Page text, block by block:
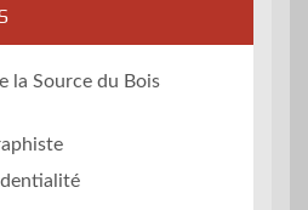
la Source du Bois